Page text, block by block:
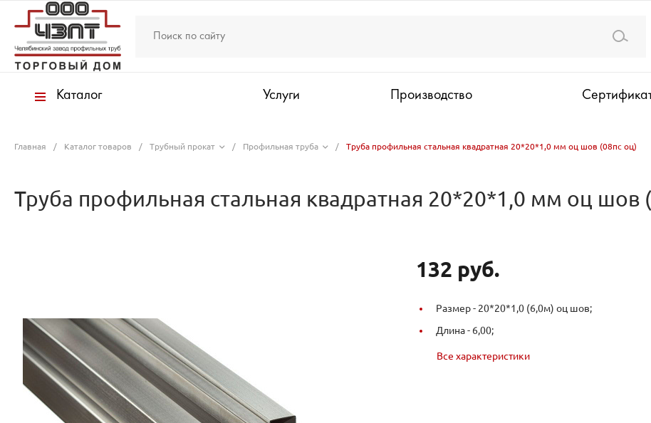
Каталог Услуги Производство
Главная / Каталог товаров / Трубный прокат / Профильная труба / Труба профильная стальная квадратная 20*20*1,0 мм оц шов (08пс оц)
Труба профильная стальная квадратная 20*20*1,0 мм оц шов
132 руб.
Размер - 20*20*1,0 (6,0м) оц шов;
Длина - 6,00;
Все характеристики